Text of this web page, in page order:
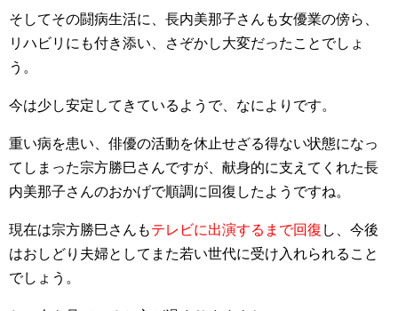
そしてその闘病生活に、長内美那子さんも女優業の傍ら、
リハビリにも付き添い、さぞかし大変だったことでしょ
う。
今は少し安定してきているようで、なによりです。
重い病を患い、俳優の活動を休止せざる得ない状態になっ
てしまった宗方勝巳さんですが、献身的に支えてくれた長
内美那子さんのおかげで順調に回復したようですね。
現在は宗方勝巳さんもテレビに出演するまで回復 し、今後
はおしどり夫婦としてまた若い世代に受け入れられること
でしょう。